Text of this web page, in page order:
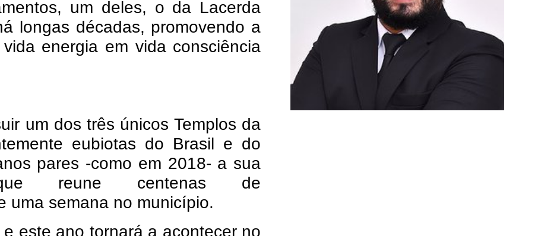
um deles, o da Lacerda
longas décadas, promovendo a
energia em vida consciência
um dos três únicos Templos da
eubiotas do Brasil e do
pares -como em 2018- a sua
reune centenas de
uma semana no município.
este ano tornará a acontecer no